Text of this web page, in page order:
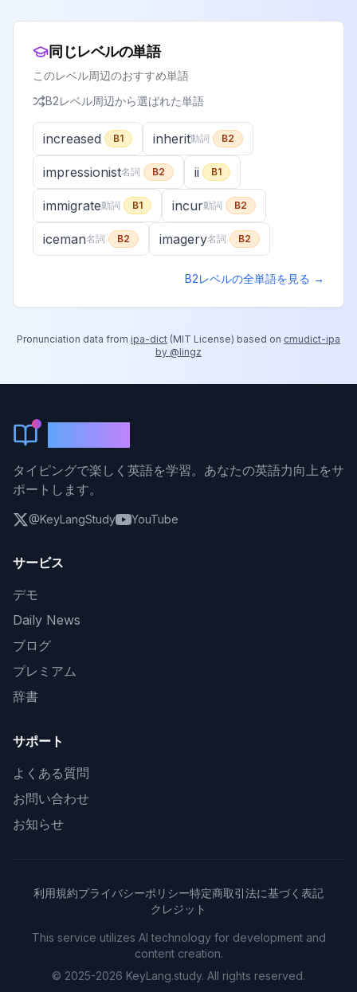
同じレベルの単語
このレベル周辺のおすすめ単語
B2レベル周辺から選ばれた単語
increased B1 inherit動詞 B2
impressionist名詞 B2 ii B1
immigrate動詞 B1 incur動詞 B2
iceman名詞 B2 imagery名詞 B2
B2レベルの全単語を見る →
Pronunciation data from ipa-dict (MIT License) based on cmudict-ipa
by @lingz
タイピングで楽しく英語を学習。あなたの英語力向上をサ
ポートします。
@KeyLangStudy YouTube
サービス
デモ
Daily News
ブログ
プレミアム
辞書
サポート
よくある質問
お問い合わせ
お知らせ
利用規約プライバシーポリシー特定商取引法に基づく表記
クレジット
This service utilizes AI technology for development and
content creation.
© 2025-2026 KeyLang.study. All rights reserved.